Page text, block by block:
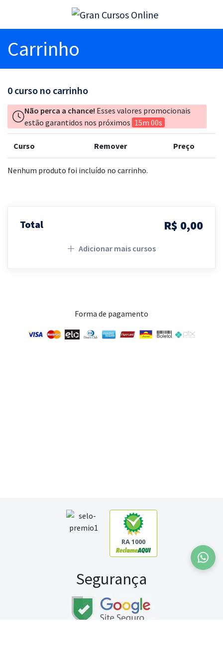
Carrinho
0 curso no carrinho
Não perca a chance! Esses valores promocionais
estão garantidos nos próximos 15m 00s
Curso Remover Preço
Nenhum produto foi incluído no carrinho.
Total R$ 0,00
Adicionar mais cursos
Forma de pagamento
RA 1000
Segurança